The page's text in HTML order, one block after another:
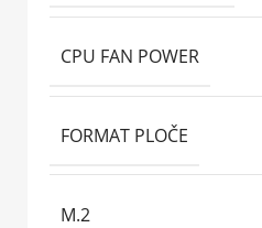
CPU FAN POWER
FORMAT PLOČE
M.2